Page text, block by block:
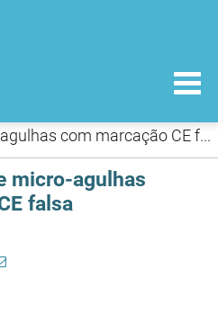
Rolo dérmico de micro-agulhas com marcação CE falsa
micro-agulhas
falsa